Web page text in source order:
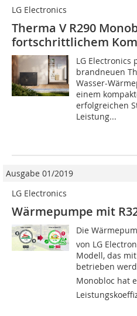
LG Electronics
Therma V R290
fortschrittlichem
LG Electronics
brandneuen
Wasser-
einem
erfolgreichen
Leistung...
Ausgabe 01/2019
LG Electronics
Wärmepumpe mit
Die
von LG
Modell, das
betrieben
Monobloc hat